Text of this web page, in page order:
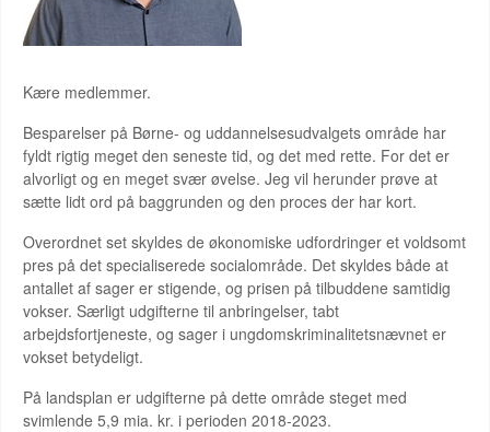
Kære medlemmer.
Besparelser på Børne- og uddannelsesudvalgets område har
fyldt rigtig meget den seneste tid, og det med rette. For det er
alvorligt og en meget svær øvelse. Jeg vil herunder prøve at
sætte lidt ord på baggrunden og den proces der har kort.
Overordnet set skyldes de økonomiske udfordringer et voldsomt
pres på det specialiserede socialområde. Det skyldes både at
antallet af sager er stigende, og prisen på tilbuddene samtidig
vokser. Særligt udgifterne til anbringelser, tabt
arbejdsfortjeneste, og sager i ungdomskriminalitetsnævnet er
vokset betydeligt.
På landsplan er udgifterne på dette område steget med
svimlende 5,9 mia. kr. i perioden 2018-2023.